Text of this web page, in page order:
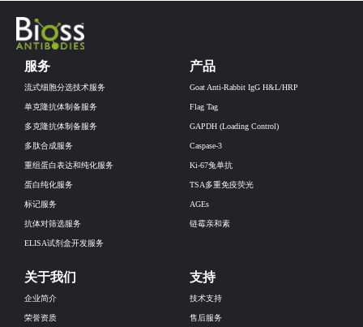
产品
Goat Anti-Rabbit IgG H&L/HRP
Flag Tag
GAPDH (Loading Control)
Caspase-3
Ki-67兔单抗
TSA多重免疫荧光
AGEs
链霉亲和素
服务
流式细胞分选技术服务
单克隆抗体制备服务
多克隆抗体制备服务
多肽合成服务
重组蛋白表达和纯化服务
蛋白纯化服务
标记服务
抗体对筛选服务
ELISA试剂盒开发服务
支持
技术支持
售后服务
关于我们
企业简介
荣誉资质